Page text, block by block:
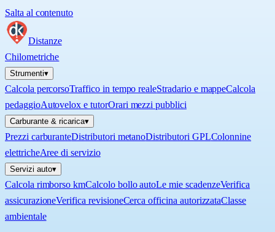
Salta al contenuto
Distanze
Chilometriche
Strumenti▾
Calcola percorsoTraffico in tempo realeStradario e mappeCalcola
pedaggioAutovelox e tutorOrari mezzi pubblici
Carburante & ricarica▾
Prezzi carburanteDistributori metanoDistributori GPLColonnine
elettricheAree di servizio
Servizi auto▾
Calcola rimborso kmCalcolo bollo autoLe mie scadenzeVerifica
assicurazioneVerifica revisioneCerca officina autorizzataClasse
ambientale